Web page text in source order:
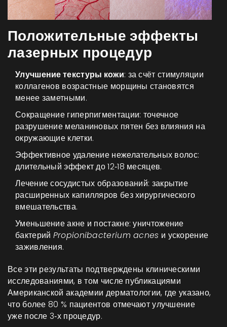
Положительные эффекты
лазерных процедур
Улучшение текстуры кожи: за счёт стимуляции
коллагенов возрастные морщины становятся
менее заметными.
Сокращение гиперпигментации: точечное
разрушение меланиновых пятен без влияния на
окружающие клетки.
Эффективное удаление нежелательных волос:
длительный эффект до 12‑18 месяцев.
Лечение сосудистых образований: закрытие
расширенных капилляров без хирургического
вмешательства.
Уменьшение акне и постакне: уничтожение
бактерий Propionibacterium acnes и ускорение
заживления.
Все эти результаты подтверждены клиническими
исследованиями, в том числе публикациями
Американской академии дерматологии, где указано,
что более 80 % пациентов отмечают улучшение
уже после 3‑х процедур.